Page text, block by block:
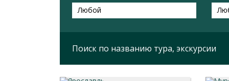
Любой
Поиск по названию тура, экскурсии